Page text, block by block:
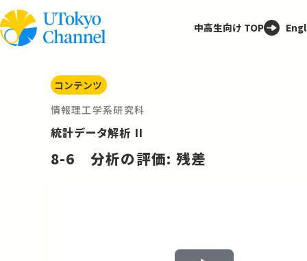
中高生向け TOP
コンテンツ
情報理工学系研究科
統計データ解析 II
8-6 分析の評価: 残差